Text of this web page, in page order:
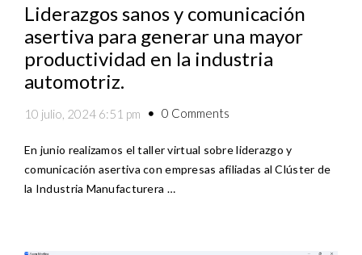
Liderazgos sanos y comunicación
asertiva para generar una mayor
productividad en la industria
automotriz.
10 julio, 2024 6:51 pm 0 Comments
En junio realizamos el taller virtual sobre liderazgo y
comunicación asertiva con empresas afiliadas al Clúster de
la Industria Manufacturera …